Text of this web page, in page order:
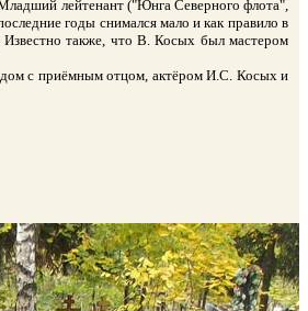
лейтенант ("Юнга Северного флота",
годы снимался мало и как правило в
также, что В. Косых был мастером
с приёмным отцом, актёром И.С. Косых и